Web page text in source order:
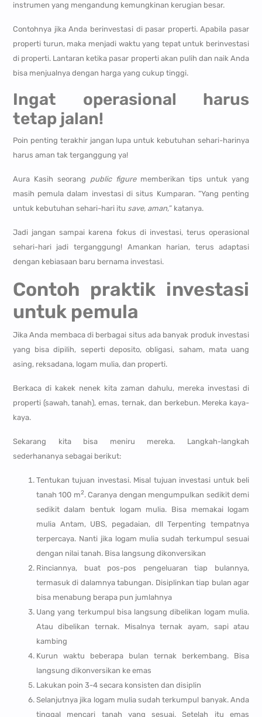
instrumen yang mengandung kemungkinan kerugian besar.
Contohnya jika Anda berinvestasi di pasar properti. Apabila pasar
properti turun, maka menjadi waktu yang tepat untuk berinvestasi
di properti. Lantaran ketika pasar properti akan pulih dan naik Anda
bisa menjualnya dengan harga yang cukup tinggi.
Ingat operasional harus
tetap jalan!
Poin penting terakhir jangan lupa untuk kebutuhan sehari-harinya
harus aman tak terganggung ya!
Aura Kasih seorang public figure memberikan tips untuk yang
masih pemula dalam investasi di situs Kumparan. “Yang penting
untuk kebutuhan sehari-hari itu save, aman,” katanya.
Jadi jangan sampai karena fokus di investasi, terus operasional
sehari-hari jadi terganggung! Amankan harian, terus adaptasi
dengan kebiasaan baru bernama investasi.
Contoh praktik investasi
untuk pemula
Jika Anda membaca di berbagai situs ada banyak produk investasi
yang bisa dipilih, seperti deposito, obligasi, saham, mata uang
asing, reksadana, logam mulia, dan properti.
Berkaca di kakek nenek kita zaman dahulu, mereka investasi di
properti (sawah, tanah), emas, ternak, dan berkebun. Mereka kaya-
kaya.
Sekarang kita bisa meniru mereka. Langkah-langkah
sederhananya sebagai berikut:
Tentukan tujuan investasi. Misal tujuan investasi untuk beli
tanah 100 m2. Caranya dengan mengumpulkan sedikit demi
sedikit dalam bentuk logam mulia. Bisa memakai logam
mulia Antam, UBS, pegadaian, dll Terpenting tempatnya
terpercaya. Nanti jika logam mulia sudah terkumpul sesuai
dengan nilai tanah. Bisa langsung dikonversikan
Rinciannya, buat pos-pos pengeluaran tiap bulannya,
termasuk di dalamnya tabungan. Disiplinkan tiap bulan agar
bisa menabung berapa pun jumlahnya
Uang yang terkumpul bisa langsung dibelikan logam mulia.
Atau dibelikan ternak. Misalnya ternak ayam, sapi atau
kambing
Kurun waktu beberapa bulan ternak berkembang. Bisa
langsung dikonversikan ke emas
Lakukan poin 3-4 secara konsisten dan disiplin
Selanjutnya jika logam mulia sudah terkumpul banyak. Anda
tinggal mencari tanah yang sesuai. Setelah itu emas